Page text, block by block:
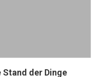
Stand der Dinge